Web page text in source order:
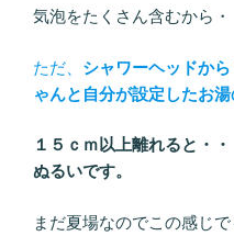
気泡をたくさん含むから・
ただ、 シャワーヘッドか
ゃんと自分が設定したお湯
１５ｃｍ以上離れると・・
ぬるいです。
まだ夏場なのでこの感じ